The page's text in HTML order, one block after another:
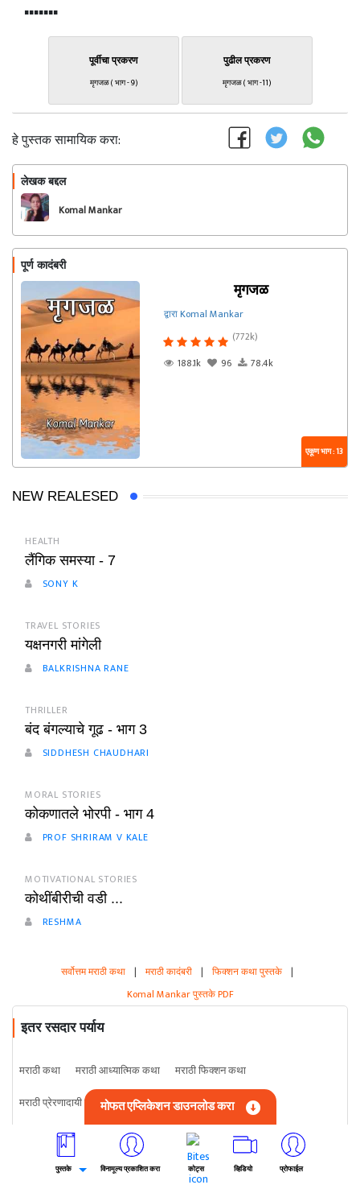
▪▪▪▪▪▪▪
पूर्वीचा प्रकरण
मृगजळ ( भाग - 9)
पुढील प्रकरण
मृगजळ ( भाग -11)
हे पुस्तक सामायिक करा:
लेखक बद्दल
Komal Mankar
पूर्ण कादंबरी
मृगजळ
द्वारा Komal Mankar
(772k)
188.1k
96 78.4k
एकूण भाग : 13
NEW REALESED
HEALTH
लैंगिक समस्या - 7
SONY K
TRAVEL STORIES
यक्षनगरी मांगेली
BALKRISHNA RANE
THRILLER
बंद बंगल्याचे गूढ - भाग 3
SIDDHESH CHAUDHARI
MORAL STORIES
कोकणातले भोरपी - भाग 4
PROF SHRIRAM V KALE
MOTIVATIONAL STORIES
कोथींबीरीची वडी ...
RESHMA
सर्वोत्तम मराठी कथा | मराठी कादंबरी | फिक्शन कथा पुस्तके |
Komal Mankar पुस्तके PDF
इतर रसदार पर्याय
मराठी कथा मराठी आध्यात्मिक कथा
मराठी फिक्शन कथा
मराठी प्रेरणादायी कथा
मराठी क्लासिक कथा
मराठी बाल कथा
मराठी हास्य कथा
मराठी नियतकालिक मराठी कविता
मराठी प्रवास विशेष
मराठी महिला विशेष
मराठी नाटक मराठी प्रेम कथा मराठी गुप्तचर कथा
मोफत एप्लिकेशन डाउनलोड करा
पुस्तके विनामूल्य प्रकाशित करा कोट्स व्हिडियो प्रोफाईल